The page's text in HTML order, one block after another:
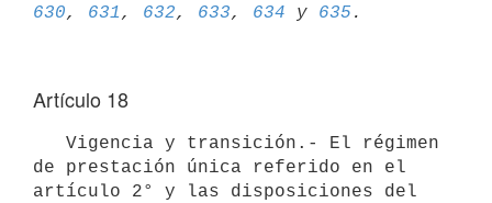
630, 631 , 632, 633, 634 y 635
Artículo 18
de prestación única referido en el
artículo 2° y las disposiciones del